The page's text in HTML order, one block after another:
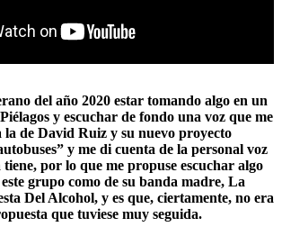
del año 2020 estar tomando algo en un
y escuchar de fondo una voz que me
la de David Ruiz y su nuevo proyecto
” y me di cuenta de la personal voz
por lo que me propuse escuchar algo
grupo como de su banda madre, La
Del Alcohol, y es que, ciertamente, no era
que tuviese muy seguida.